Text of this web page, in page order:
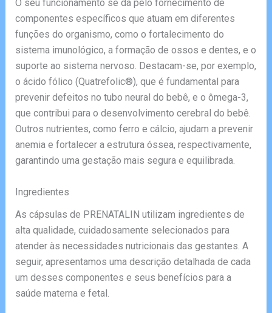
O seu funcionamento se dá pelo fornecimento de
componentes específicos que atuam em diferentes
funções do organismo, como o fortalecimento do
sistema imunológico, a formação de ossos e dentes, e o
suporte ao sistema nervoso. Destacam-se, por exemplo,
o ácido fólico (Quatrefolic®), que é fundamental para
prevenir defeitos no tubo neural do bebê, e o ômega-3,
que contribui para o desenvolvimento cerebral do bebê.
Outros nutrientes, como ferro e cálcio, ajudam a prevenir
anemia e fortalecer a estrutura óssea, respectivamente,
garantindo uma gestação mais segura e equilibrada.
Ingredientes
As cápsulas de PRENATALIN utilizam ingredientes de
alta qualidade, cuidadosamente selecionados para
atender às necessidades nutricionais das gestantes. A
seguir, apresentamos uma descrição detalhada de cada
um desses componentes e seus benefícios para a
saúde materna e fetal.